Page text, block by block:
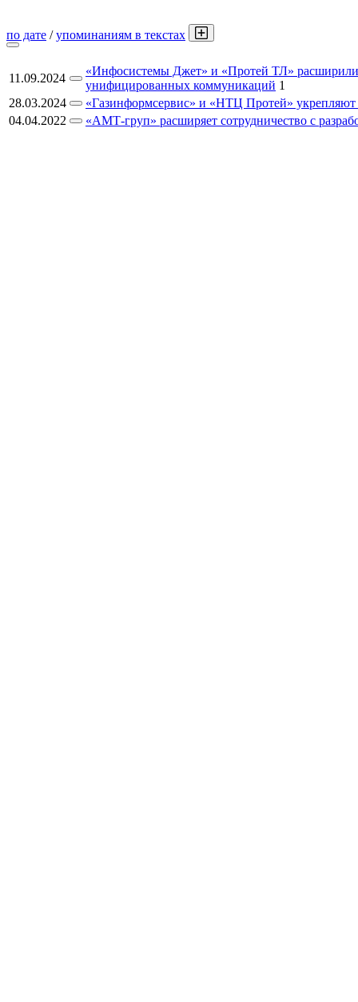
по дате /упоминаниям в текстах
11.09.2024
«Инфосистемы Джет» и «Протей ТЛ»
унифицированных коммуникаций 1
28.03.2024
«Газинформсервис» и «НТЦ Протей»
04.04.2022
«АМТ-груп» расширяет сотрудничество с